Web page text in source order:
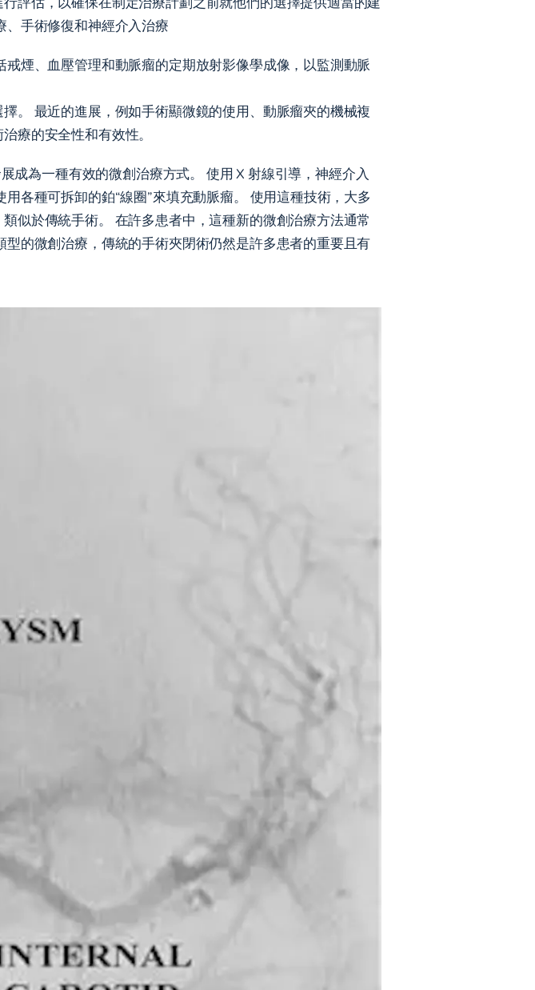
、手術修復和神經介入治療
煙、血壓管理和動脈瘤的定期放射影像學成像，以監測動脈
。 最近的進展，例如手術顯微鏡的使用、動脈瘤夾的機械複
療的安全性和有效性。
成為一種有效的微創治療方式。 使用 X 射線引導，神經介入
各種可拆卸的鉑“線圈”來填充動脈瘤。 使用這種技術，大多
似於傳統手術。 在許多患者中，這種新的微創治療方法通常
的微創治療，傳統的手術夾閉術仍然是許多患者的重要且有